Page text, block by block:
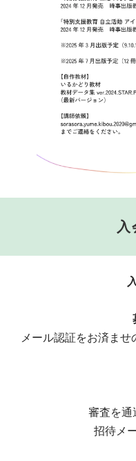
メール認証をお済ま
審査を通
招待メ